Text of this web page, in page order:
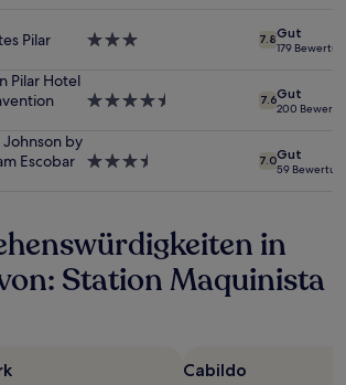
Pilar
3.0-
7.8Gut
179
Pilar Hotel
4.5-
7.6Gut
200
by
Escobar
3.5-
7.0Gut
59
in
Station Maquinista
Cabildo